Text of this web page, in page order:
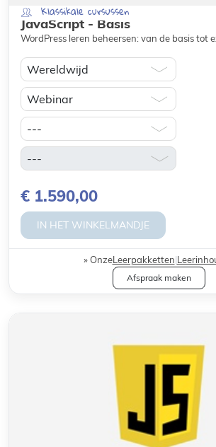
Klassikale cursussen
JavaScript - Basis
WordPress leren beheersen: van de basis tot
€ 1.590,00
IN HET WINKELMANDJE
OnzeLeerpakketten|
Afspraak maken